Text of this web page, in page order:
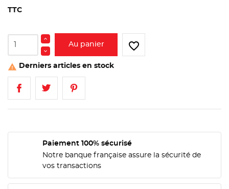
TTC
Au panier favorite_border
 Derniers articles en stock
Paiement 100% sécurisé
Notre banque française assure la sécurité de
vos transactions